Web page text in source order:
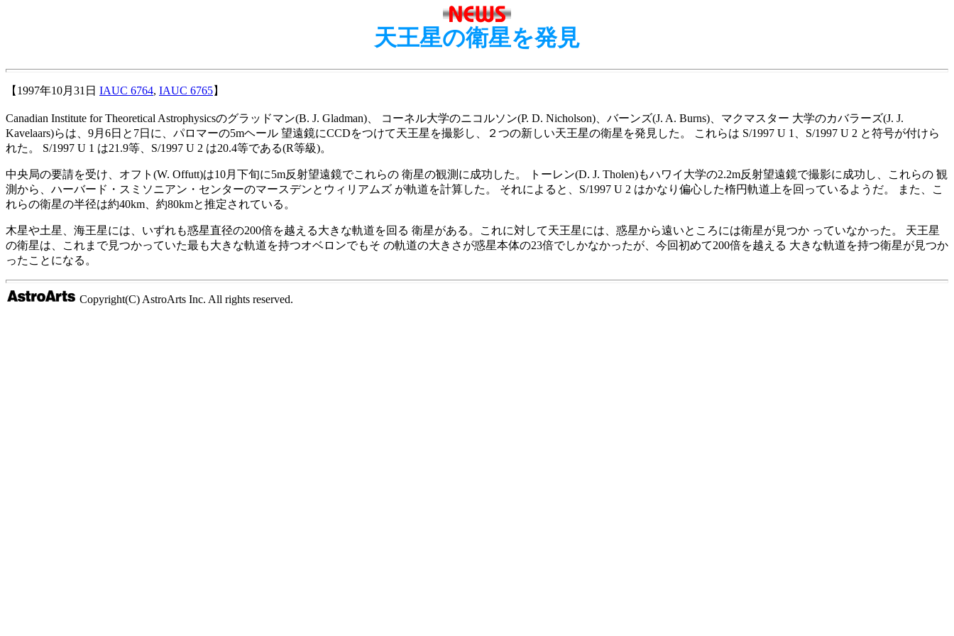
天王星の衛星を発見
【1997年10月31日 IAUC 6764, IAUC 6765】
Canadian Institute for Theoretical Astrophysicsのグラッドマン(B. J. Gladman)、 コーネル大学のニコルソン(P. D. Nicholson)、バーンズ(J. A. Burns)、マクマスター 大学のカバラーズ(J. J.
Kavelaars)らは、9月6日と7日に、パロマーの5mヘール 望遠鏡にCCDをつけて天王星を撮影し、２つの新しい天王星の衛星を発見した。 これらは S/1997 U 1、S/1997 U 2 と符号が付けら
れた。 S/1997 U 1 は21.9等、S/1997 U 2 は20.4等である(R等級)。
中央局の要請を受け、オフト(W. Offutt)は10月下旬に5m反射望遠鏡でこれらの 衛星の観測に成功した。 トーレン(D. J. Tholen)もハワイ大学の2.2m反射望遠鏡で撮影に成功し、これらの 観
測から、ハーバード・スミソニアン・センターのマースデンとウィリアムズ が軌道を計算した。 それによると、S/1997 U 2 はかなり偏心した楕円軌道上を回っているようだ。 また、こ
れらの衛星の半径は約40km、約80kmと推定されている。
木星や土星、海王星には、いずれも惑星直径の200倍を越える大きな軌道を回る 衛星がある。これに対して天王星には、惑星から遠いところには衛星が見つか っていなかった。 天王星
の衛星は、これまで見つかっていた最も大きな軌道を持つオベロンでもそ の軌道の大きさが惑星本体の23倍でしかなかったが、今回初めて200倍を越える 大きな軌道を持つ衛星が見つか
ったことになる。
Copyright(C) AstroArts Inc. All rights reserved.